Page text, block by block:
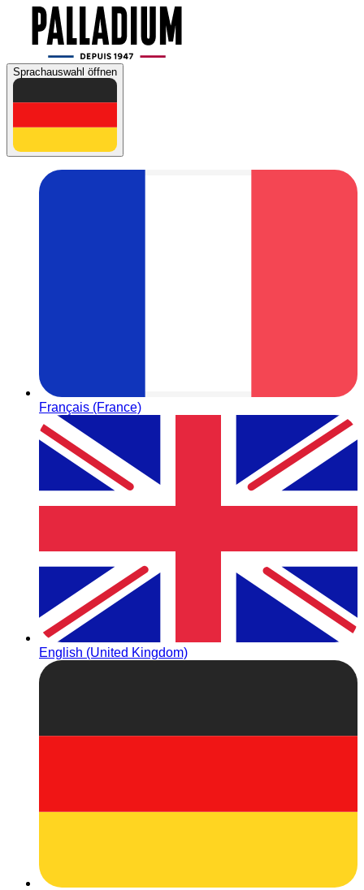
Sprachauswahl öffnen
Français (France)
English (United Kingdom)